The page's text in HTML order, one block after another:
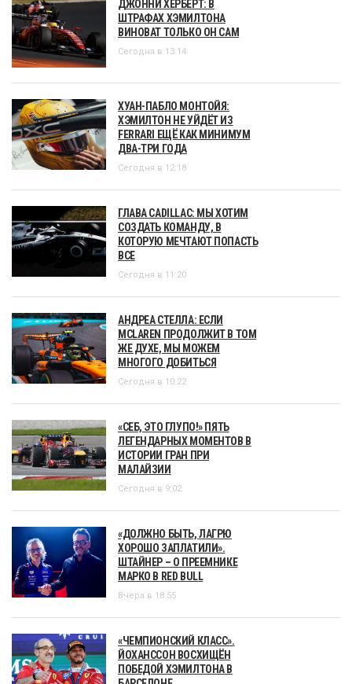
ДЖОННИ ХЕРБЕРТ: В
ШТРАФАХ ХЭМИЛТОНА
ВИНОВАТ ТОЛЬКО ОН САМ
Сегодня в 13:14
ХУАН-ПАБЛО МОНТОЙЯ:
ХЭМИЛТОН НЕ УЙДЁТ ИЗ
FERRARI ЕЩЁ КАК МИНИМУМ
ДВА-ТРИ ГОДА
Сегодня в 12:18
ГЛАВА CADILLAC: МЫ ХОТИМ
СОЗДАТЬ КОМАНДУ, В
КОТОРУЮ МЕЧТАЮТ ПОПАСТЬ
ВСЕ
Сегодня в 11:20
АНДРЕА СТЕЛЛА: ЕСЛИ
MCLAREN ПРОДОЛЖИТ В ТОМ
ЖЕ ДУХЕ, МЫ МОЖЕМ
МНОГОГО ДОБИТЬСЯ
Сегодня в 10:22
«СЕБ, ЭТО ГЛУПО!» ПЯТЬ
ЛЕГЕНДАРНЫХ МОМЕНТОВ В
ИСТОРИИ ГРАН ПРИ
МАЛАЙЗИИ
Сегодня в 9:02
«ДОЛЖНО БЫТЬ, ЛАГРЮ
ХОРОШО ЗАПЛАТИЛИ».
ШТАЙНЕР – О ПРЕЕМНИКЕ
МАРКО В RED BULL
Вчера в 18:55
«ЧЕМПИОНСКИЙ КЛАСС».
ЙОХАНССОН ВОСХИЩЁН
ПОБЕДОЙ ХЭМИЛТОНА В